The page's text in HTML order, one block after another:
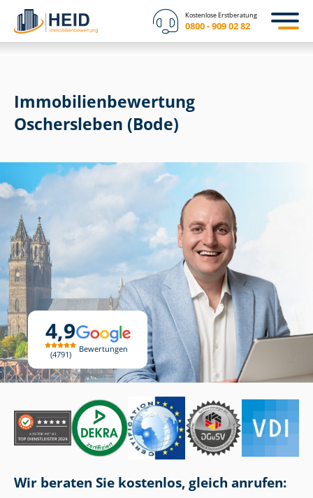
Kostenlose Erstberatung
0800 - 909 02 82
4,9
4791
Bewertungen
Immobilien­bewertung
Oschersleben (Bode)
Wir beraten Sie kostenlos, gleich anrufen: